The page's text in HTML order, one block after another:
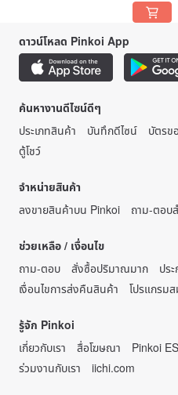
ดาวน์โหลด Pinkoi App
ค้นหางานดีไซน์ดีๆ
ประเภทสินค้า
บันทึกดีไซน์ บัตรข
ตู้โชว์
จำหน่ายสินค้า
ลงขายสินค้าบน Pinkoi
ถาม-ตอบ
ช่วยเหลือ / เงื่อนไข
ถาม-ตอบ
สั่งซื้อปริมาณมาก ปร
เงื่อนไขการส่งคืนสินค้า
โปรแกรม
รู้จัก Pinkoi
เกี่ยวกับเรา
สื่อโฆษณา Pinkoi
ร่วมงานกับเรา
iichi.com